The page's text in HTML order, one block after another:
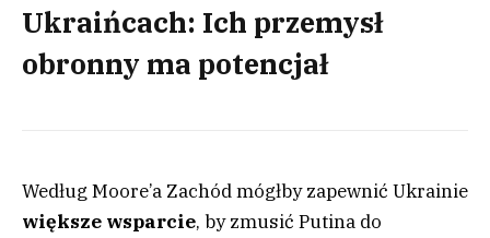
Ukraińcach: Ich przemysł
obronny ma potencjał
Według Moore’a Zachód mógłby zapewnić Ukrainie
większe wsparcie, by zmusić Putina do